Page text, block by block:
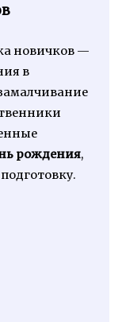
новичков —
в
рождения,